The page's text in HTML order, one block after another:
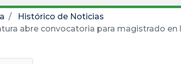
Histórico de Noticias
abre convocatoria para magistrado en